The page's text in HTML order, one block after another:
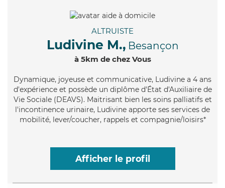
ALTRUISTE
Ludivine M., Besançon
à 5km de chez Vous
Dynamique, joyeuse et communicative, Ludivine a 4 ans
d'expérience et possède un diplôme d'État d'Auxiliaire de
Vie Sociale (DEAVS). Maitrisant bien les soins palliatifs et
l'incontinence urinaire, Ludivine apporte ses services de
mobilité, lever/coucher, rappels et compagnie/loisirs*
Afficher le profil